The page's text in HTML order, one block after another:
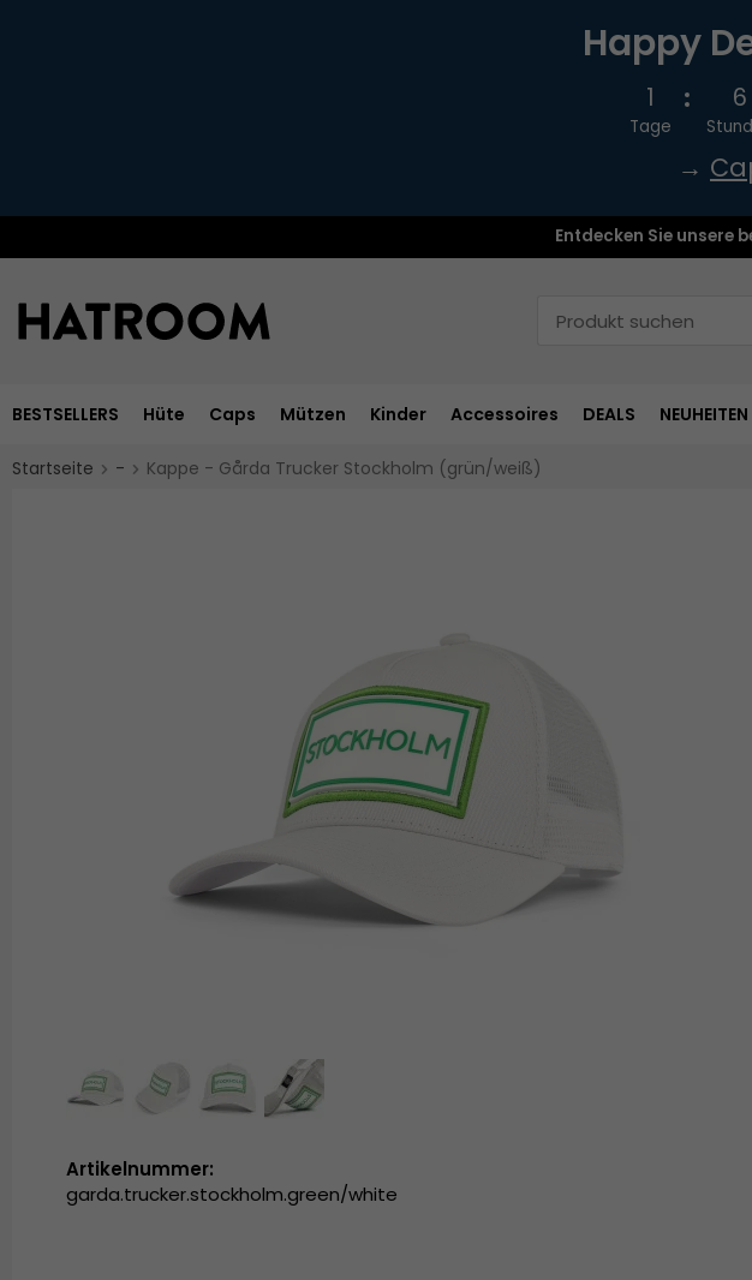
Happy
1
Tage
6
→
Entdecken Sie unsere
BESTSELLERS Hüte Caps Mützen Kinder Accessoires DEALS NEUHEITEN
Startseite - Kappe - Gårda Trucker Stockholm (grün/weiß)
Artikelnummer:
garda.trucker.stockholm.green/white